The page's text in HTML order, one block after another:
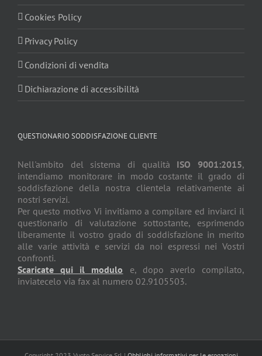
Cookies Policy
Privacy Policy
Condizioni di vendita
Dichiarazione di accessibilità
QUESTIONARIO SODDISFAZIONE CLIENTE
Nell'ambito del sistema di qualità ISO 9001:2015,
intendiamo monitorare in modo costante il grado di
soddisfazione della nostra clientela relativamente ai
nostri servizi.
Per questo motivo Vi invitiamo a compilare ed inviarci il
questionario di valutazione sottostante, esprimendo
liberamente il vostro grado di soddisfazione in merito
alle varie attività e servizi da noi espressi nei Vostri
confronti.
Scaricate qui il modulo e, dopo averlo compilato,
inviatecelo via fax al numero 02.9105503.